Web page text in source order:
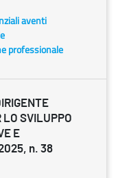
aventi
professionale
LO SVILUPPO
E
n. 38